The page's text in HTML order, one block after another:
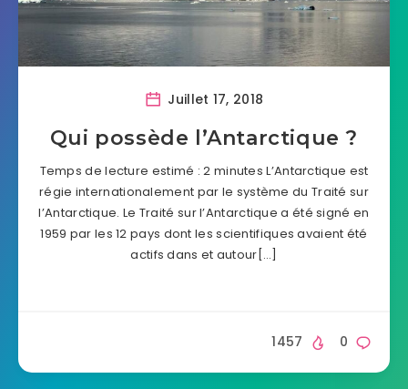
Juillet 17, 2018
Qui possède l’Antarctique ?
Temps de lecture estimé : 2 minutes L’Antarctique est
régie internationalement par le système du Traité sur
l’Antarctique. Le Traité sur l’Antarctique a été signé en
1959 par les 12 pays dont les scientifiques avaient été
actifs dans et autour[…]
0
1457